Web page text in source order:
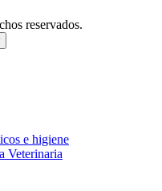
reservados.
e higiene
Veterinaria